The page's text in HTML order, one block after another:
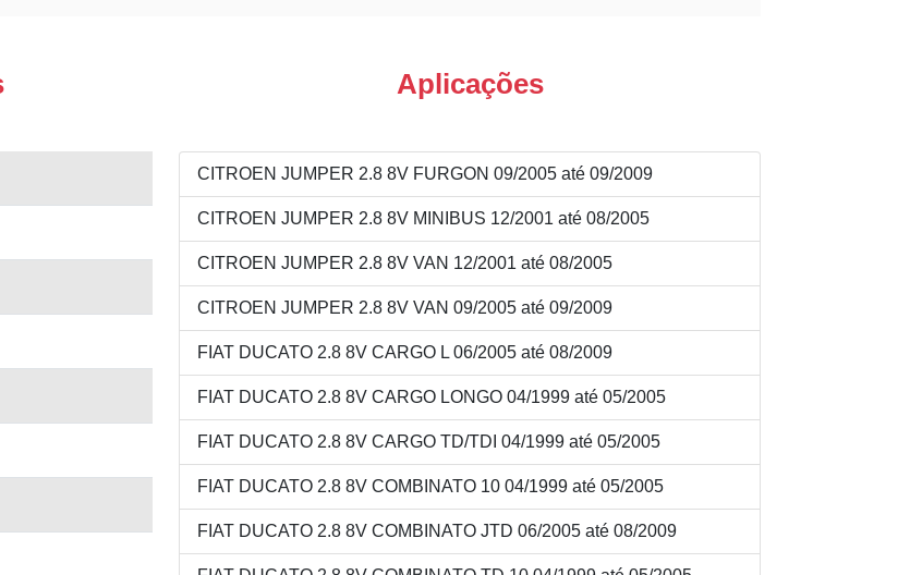
Aplicações
CITROEN JUMPER 2.8 8V FURGON 09/2005 até 09/2009
CITROEN JUMPER 2.8 8V MINIBUS 12/2001 até 08/2005
CITROEN JUMPER 2.8 8V VAN 12/2001 até 08/2005
CITROEN JUMPER 2.8 8V VAN 09/2005 até 09/2009
FIAT DUCATO 2.8 8V CARGO L 06/2005 até 08/2009
FIAT DUCATO 2.8 8V CARGO LONGO 04/1999 até 05/2005
FIAT DUCATO 2.8 8V CARGO TD/TDI 04/1999 até 05/2005
FIAT DUCATO 2.8 8V COMBINATO 10 04/1999 até 05/2005
FIAT DUCATO 2.8 8V COMBINATO JTD 06/2005 até 08/2009